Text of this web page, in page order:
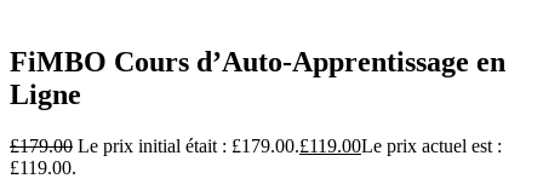
FiMBO Cours d’Auto-Apprentissage en
Ligne
£179.00 Le prix initial était : £179.00.£119.00Le prix actuel est :
£119.00.